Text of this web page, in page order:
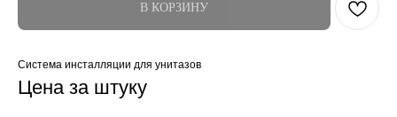
В КОРЗИНУ
Система инсталляции для унитазов
Цена за штуку